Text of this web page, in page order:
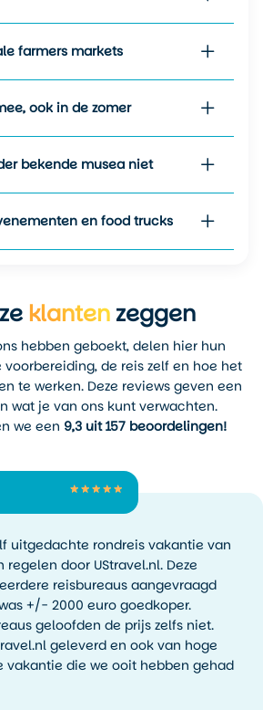
wat het
zijn
, al kan
rijdt.
per
15 –
28°C
farmers markets
ook in de zomer
bekende musea niet
en food trucks
klantenzeggen
hebben geboekt, delen hier hun
voorbereiding, de reis zelf en hoe het
te werken. Deze reviews geven een
wat je van ons kunt verwachten.
we een 9,3 uit 157 beoordelingen!
uitgedachte rondreis vakantie van
door UStravel.nl. Deze
reisbureaus aangevraagd
+/- 2000 euro goedkoper.
geloofden de prijs zelfs niet.
geleverd en ook van hoge
vakantie die we ooit hebben gehad